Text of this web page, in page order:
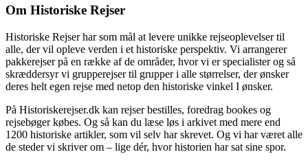
Om Historiske Rejser
Historiske Rejser har som mål at levere unikke rejseoplevelser til
alle, der vil opleve verden i et historiske perspektiv. Vi arrangerer
pakkerejser på en række af de områder, hvor vi er specialister og så
skræddersyr vi grupperejser til grupper i alle størrelser, der ønsker
deres helt egen rejse med netop den historiske vinkel I ønsker.
På Historiskerejser.dk kan rejser bestilles, foredrag bookes og
rejsebøger købes. Og så kan du læse løs i arkivet med mere end
1200 historiske artikler, som vil selv har skrevet. Og vi har været alle
de steder vi skriver om – lige dér, hvor historien har sat sine spor.